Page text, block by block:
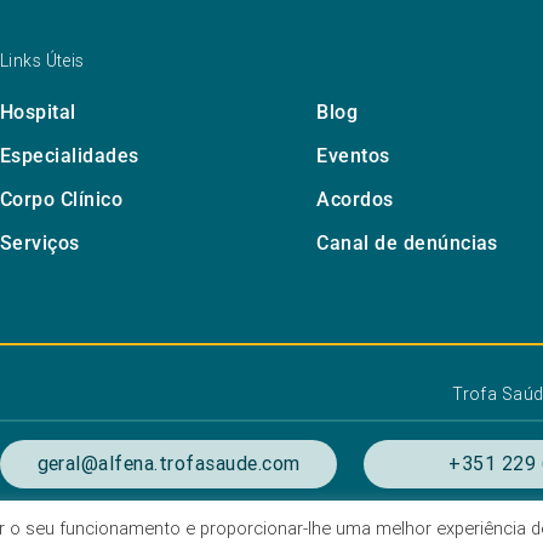
Links Úteis
Hospital Blog
Especialidades
Eventos
Corpo Clínico
Acordos
Serviços
Canal de denúncias
Trofa
geral@alfena.trofasaude.com +351 229
seu funcionamento e proporcionar-lhe uma melhor experiência